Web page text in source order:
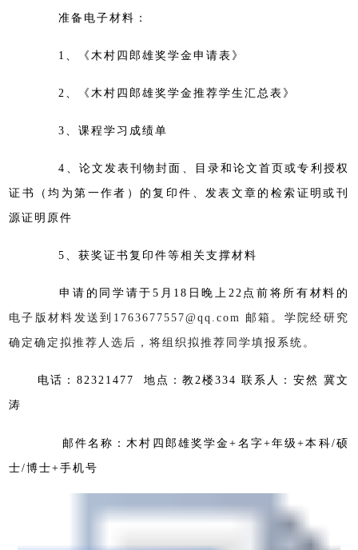
准备电子材料：
1、《木村四郎雄奖学金申请表》
2、《木村四郎雄奖学金推荐学生汇总表》
3、课程学习成绩单
4、论文发表刊物封面、目录和论文首页或专利授权
证书（均为第一作者）的复印件、发表文章的检索证明或刊
源证明原件
5、获奖证书复印件等相关支撑材料
申请的同学请于5月18日晚上22点前将所有材料的
电子版材料发送到1763677557@qq.com 邮箱。学院经研究
确定确定拟推荐人选后，将组织拟推荐同学填报系统。
电话： 82321477 地点：教2楼334 联系人：安然 冀文
涛
邮件名称：木村四郎雄奖学金+名字+年级+本科/硕
士/博士+手机号